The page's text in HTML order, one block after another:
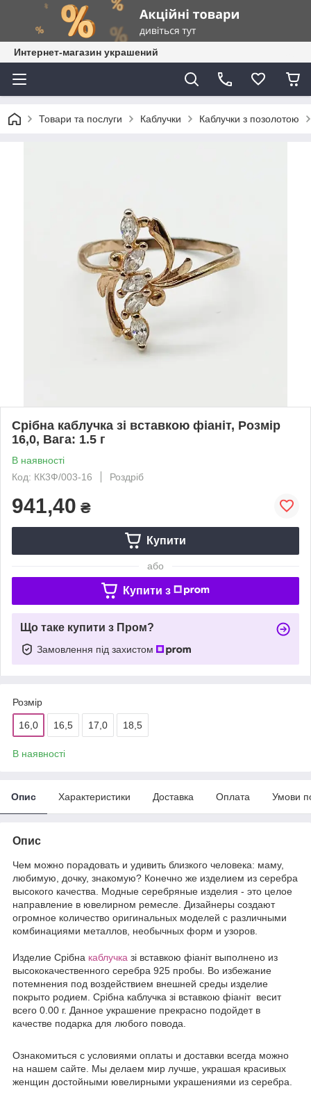
Интернет-магазин украшений
Товари та послуги Каблучки Каблучки з позолотою
Срібна каблучка зі вставкою фіаніт, Розмір
16,0, Вага: 1.5 г
В наявності
Код: КК3Ф/003-16
Роздріб
941,40 ₴
Купити
або
Купити з
Що таке купити з Пром?
Замовлення під захистом
Розмір
16,0 16,5 17,0 18,5
В наявності
Опис Характеристики Доставка Оплата Умови
Опис
Чем можно порадовать и удивить близкого человека: маму,
любимую, дочку, знакомую? Конечно же изделием из серебра
высокого качества. Модные серебряные изделия - это целое
направление в ювелирном ремесле. Дизайнеры создают
огромное количество оригинальных моделей с различными
комбинациями металлов, необычных форм и узоров.
Изделие Срібна каблучка зі вставкою фіаніт выполнено из
высококачественного серебра 925 пробы. Во избежание
потемнения под воздействием внешней среды изделие
покрыто родием. Срібна каблучка зі вставкою фіаніт весит
всего 0.00 г. Данное украшение прекрасно подойдет в
качестве подарка для любого повода.
Ознакомиться с условиями оплаты и доставки всегда можно
на нашем сайте. Мы делаем мир лучше, украшая красивых
женщин достойными ювелирными украшениями из серебра.